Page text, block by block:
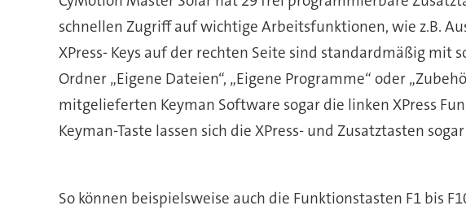
schnellen Zugriff auf wichtige Arbeitsfunktionen, wie z.B.
XPress- Keys auf der rechten Seite sind standardmäßig mit
Ordner „Eigene Dateien“, „Eigene Programme“ oder
mitgelieferten Keyman Software sogar die linken XPress
Keyman-Taste lassen sich die XPress- und Zusatztasten
So können beispielsweise auch die Funktionstasten F1 bis